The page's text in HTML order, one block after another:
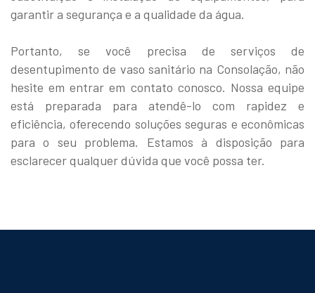
garantir a segurança e a qualidade da água.
Portanto, se você precisa de serviços de
desentupimento de vaso sanitário na Consolação, não
hesite em entrar em contato conosco. Nossa equipe
está preparada para atendê-lo com rapidez e
eficiência, oferecendo soluções seguras e econômicas
para o seu problema. Estamos à disposição para
esclarecer qualquer dúvida que você possa ter.